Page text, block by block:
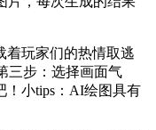
玩家们的热情取逃
三步：选择画面气
！小tips：AI绘图具有